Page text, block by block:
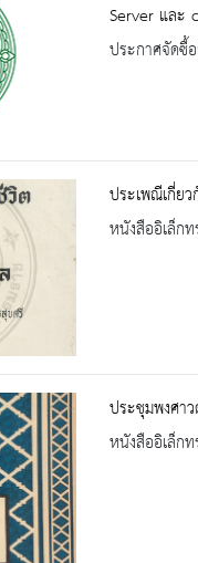
Server และ
ประกาศจัดซื้
ประเพณีเกี่ย
หนังสืออิเล็ก
ประชุมพงศา
หนังสืออิเล็ก